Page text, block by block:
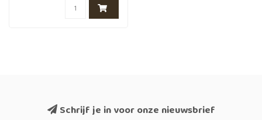
Schrijf je in voor onze nieuwsbrief